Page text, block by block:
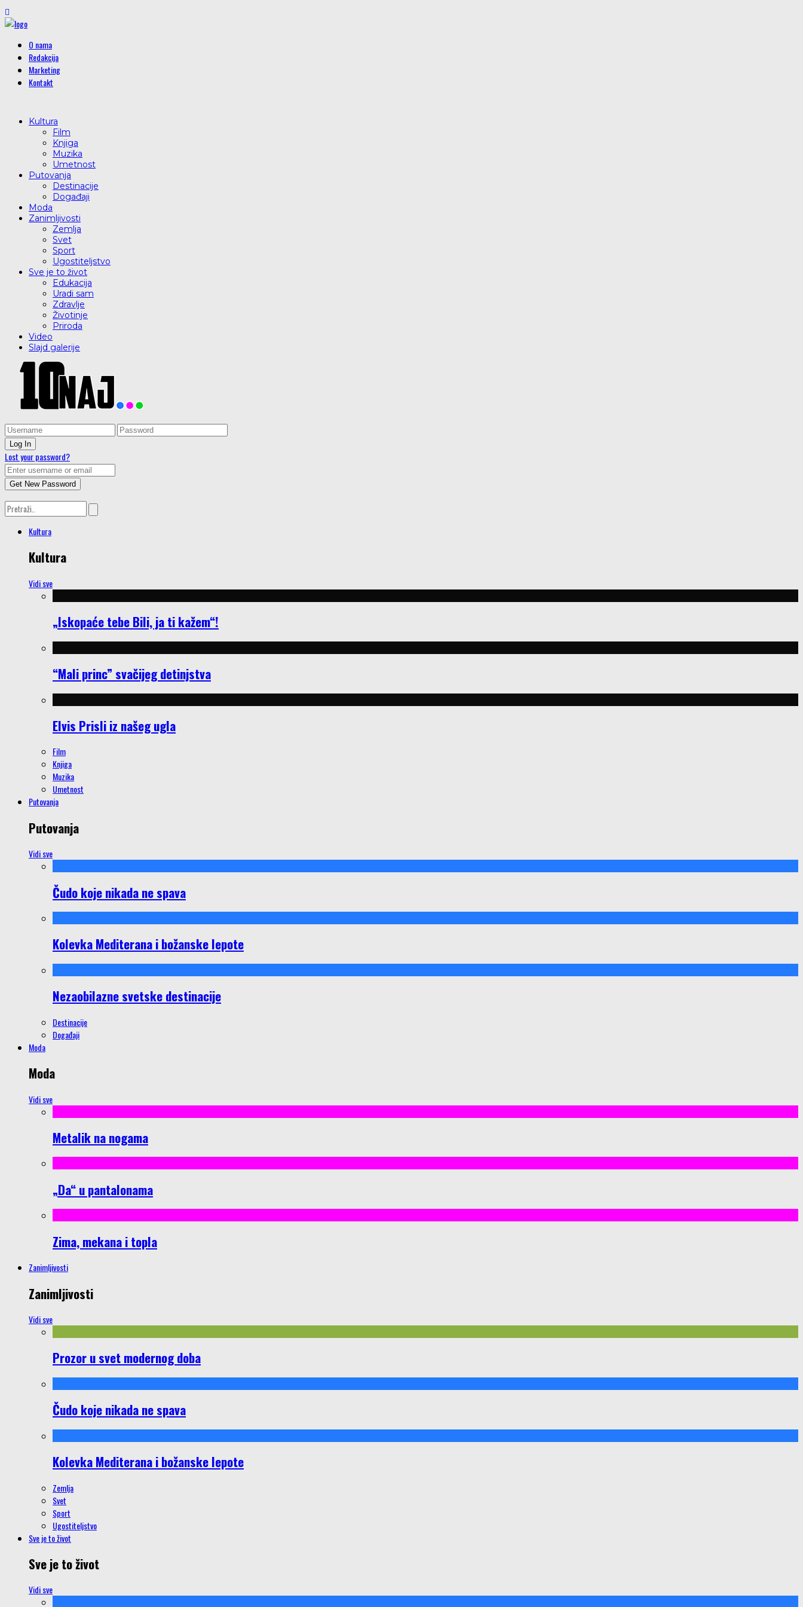
O nama
Redakcija
Marketing
Kontakt
Kultura
Film
Knjiga
Muzika
Umetnost
Putovanja
Destinacije
Događaji
Moda
Zanimljivosti
Zemlja
Svet
Sport
Ugostiteljstvo
Sve je to život
Edukacija
Uradi sam
Zdravlje
Životinje
Priroda
Video
Slajd galerije
Lost your password?
Kultura
Kultura
Vidi sve
„Iskopaće tebe Bili, ja ti kažem“!
“Mali princ” svačijeg detinjstva
Elvis Prisli iz našeg ugla
Film
Knjiga
Muzika
Umetnost
Putovanja
Putovanja
Vidi sve
Čudo koje nikada ne spava
Kolevka Mediterana i božanske lepote
Nezaobilazne svetske destinacije
Destinacije
Događaji
Moda
Moda
Vidi sve
Metalik na nogama
„Da“ u pantalonama
Zima, mekana i topla
Zanimljivosti
Zanimljivosti
Vidi sve
Prozor u svet modernog doba
Čudo koje nikada ne spava
Kolevka Mediterana i božanske lepote
Zemlja
Svet
Sport
Ugostiteljstvo
Sve je to život
Sve je to život
Vidi sve